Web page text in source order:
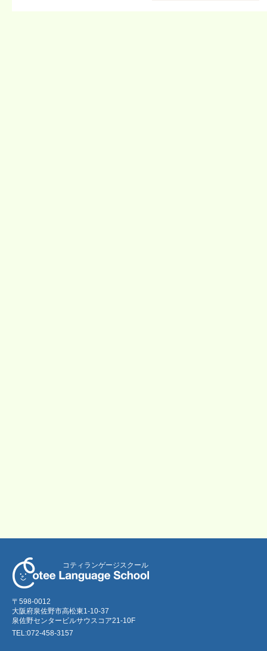
コティランゲージスクール
〒598-0012
大阪府泉佐野市高松東1-10-37
泉佐野センタービルサウスコア21-10F
TEL:072-458-3157